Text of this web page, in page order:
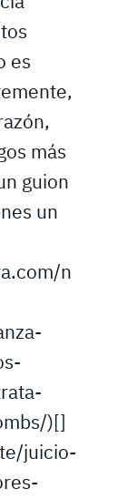
es
más
guion
un
n
)[]
juicio-